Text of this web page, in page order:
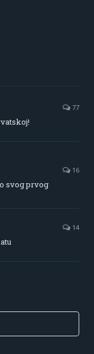
77
16
svog prvog
14